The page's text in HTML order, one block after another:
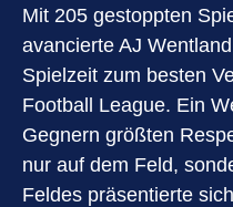
Mit 205 gestoppten
avancierte AJ
Spielzeit zum besten
Football League. Ein
Gegnern größten
nur auf dem Feld,
Feldes präsentierte